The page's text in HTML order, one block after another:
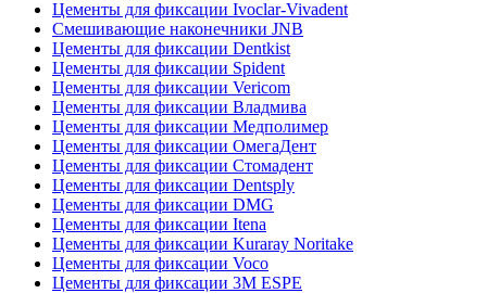
Цементы для фиксации Ivoclar-Vivadent
Смешивающие наконечники JNB
Цементы для фиксации Dentkist
Цементы для фиксации Spident
Цементы для фиксации Vericom
Цементы для фиксации Владмива
Цементы для фиксации Медполимер
Цементы для фиксации ОмегаДент
Цементы для фиксации Стомадент
Цементы для фиксации Dentsply
Цементы для фиксации DMG
Цементы для фиксации Itena
Цементы для фиксации Kuraray Noritake
Цементы для фиксации Voco
Цементы для фиксации 3M ESPE